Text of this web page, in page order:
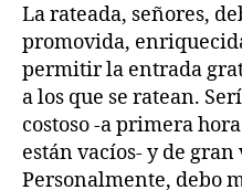
La rateada, señores,
promovida,
permitir la entrada
a los que se ratean.
costoso -a primera
están vacíos- y de
Personalmente, debo